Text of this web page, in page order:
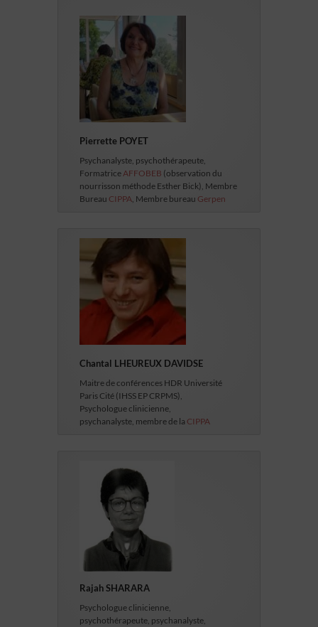
Pierrette POYET
Psychanalyste, psychothérapeute,
Formatrice AFFOBEB (observation du
nourrisson méthode Esther Bick), Membre
Bureau CIPPA , Membre bureau Gerpen
Chantal LHEUREUX DAVIDSE
Maitre de conférences HDR Université
Paris Cité (IHSS EP CRPMS),
Psychologue clinicienne,
psychanalyste, membre de la CIPPA
Rajah SHARARA
Psychologue clinicienne,
psychothérapeute, psychanalyste,